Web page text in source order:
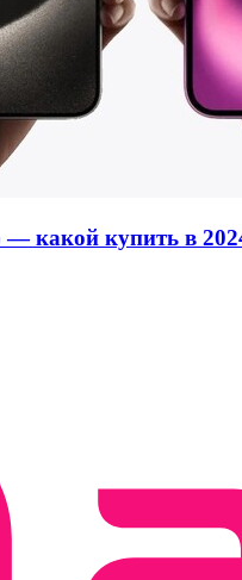
— какой купить в